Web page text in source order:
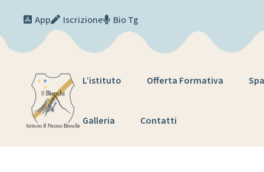
App
Iscrizione Bio Tg
L’istituto Offerta Formativa
Galleria Contatti